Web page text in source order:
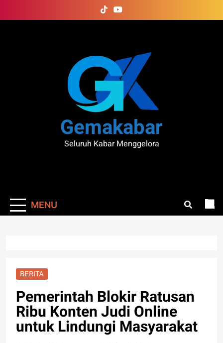
to
Gemakabar
Seluruh Kabar Menggelora
MENU
BERITA
Pemerintah Blokir Ratusan
Ribu Konten Judi Online
untuk Lindungi Masyarakat